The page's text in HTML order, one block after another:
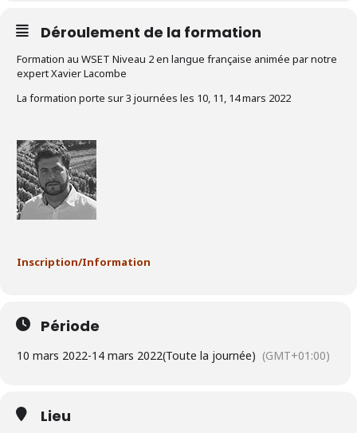
Déroulement de la formation
Formation au WSET Niveau 2 en langue française animée par notre
expert Xavier Lacombe
La formation porte sur 3 journées les 10, 11, 14 mars 2022
Inscription/Information
Période
10 mars 2022-14 mars 2022(Toute la journée) (GMT+01:00)
Lieu